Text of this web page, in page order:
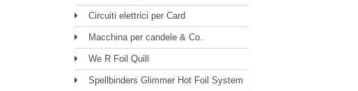
Circuiti elettrici per Card
Macchina per candele & Co.
We R Foil Quill
Spellbinders Glimmer Hot Foil System